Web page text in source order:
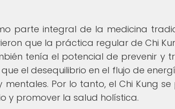
parte integral de la medicina
que la práctica regular de Chi
tenía el potencial de prevenir y
el desequilibrio en el flujo de
Por lo tanto, el Chi Kung
y promover la salud holística.